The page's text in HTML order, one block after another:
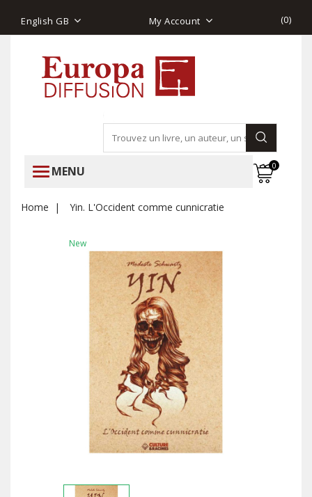
English GB My Account (0)
MENU 0
Home Yin. L'Occident comme cunnicratie
New